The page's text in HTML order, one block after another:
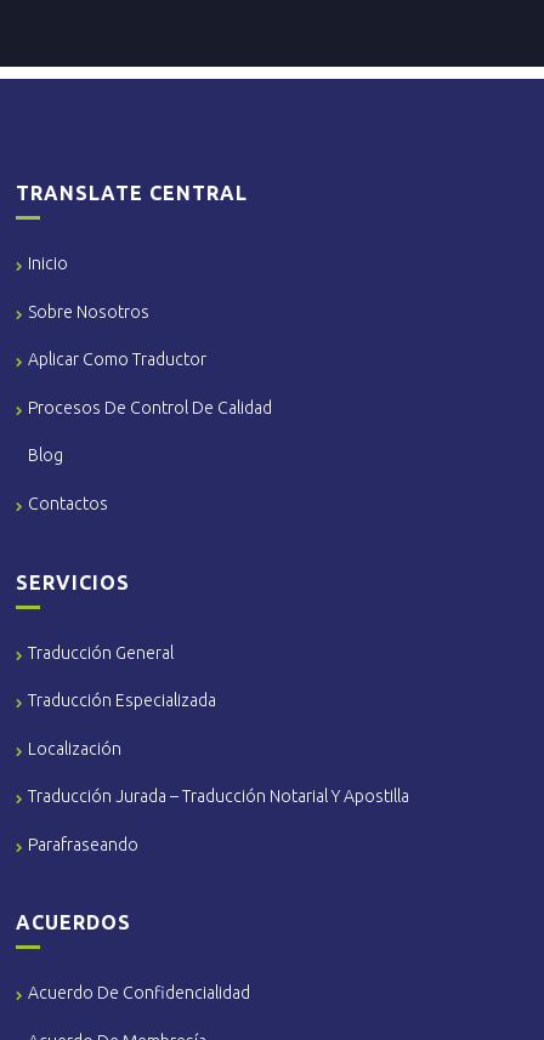
TRANSLATE CENTRAL
Inicio
Sobre Nosotros
Aplicar Como Traductor
Procesos De Control De Calidad
Blog
Contactos
SERVICIOS
Traducción General
Traducción Especializada
Localización
Traducción Jurada – Traducción Notarial Y Apostilla
Parafraseando
ACUERDOS
Acuerdo De Confidencialidad